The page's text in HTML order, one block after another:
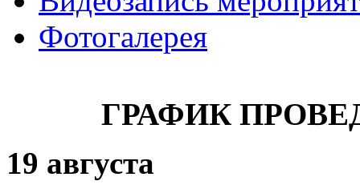
Фотогалерея
ГРАФИК
19 августа